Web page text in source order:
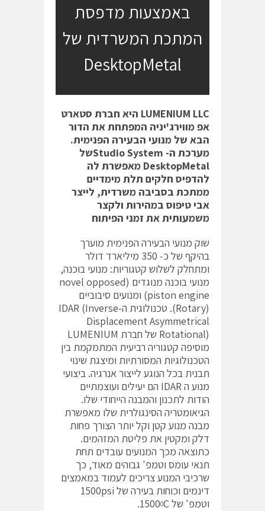
באמצעות מדפסת
המתכת המשרדית של
DesktopMetal
LUMENIUM LLC היא חברת סטארט
אפ מווירג'יניה המפתחת את הדור
הבא של מנועי הבעירה הפנימית.
מערכת ה-
של
DesktopMetal מאפשרת לה
להדפיס חלקים תלת מימדיים
ממתכת בסביבה משרדית, לייצר
אבי טיפוס במהירות ולקצר
משמעותית את זמני הפיתוח
שוק מנועי הבעירה הפנימית מוערך
בהיקף של כ- 350 מיליארד דולר
ומתחלק לשלוש קטגוריות: מנועי בוכנה,
מנועי בוכנה מנוגדים (novel opposed
piston engine) ומנועים סיבוביים
(Rotary). טכנולוגית ה-IDAR (Inverse
Displacement Asymmetrical
Rotational) של חברת LUMENIUM
מוסיפה קטגוריה רביעית המתמקמת בין
הטכנולוגיות המסורתיות ומיצגת שינוי
תבנית בכל הנוגע לייצור אנרגיה. ביצועי
מנוע ה IDAR הם יעילים ועוצמתיים
הודות לתכנון והמבנה הייחודי שלו.
הגיאומטריה הסינגולרית שלו מאפשרת
מבנה מנוע קטן וקל יותר הצורך פחות
דלק ומקטין את פליטת המזהמים.
כתוצאה מכך המנועים עובדים תחת
תנאי עומס וטמפ' גבוהים מאוד, כך
שרכיבי המנוע צריכים לעמוד במאמצים
דינמים וכוחות בעירה של 1500psi
וטמפ' של 1500
0C.